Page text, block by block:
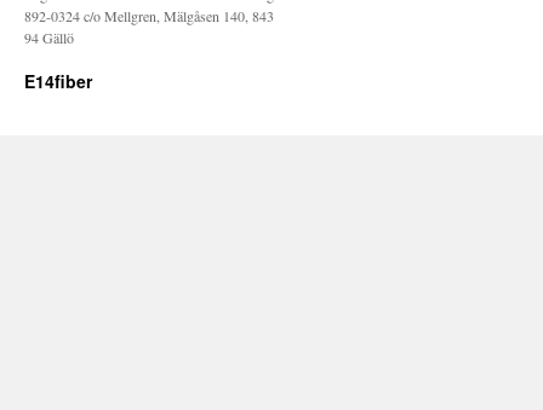
892-0324 c/o Mellgren, Mälgåsen 140, 843
94 Gällö
E14fiber